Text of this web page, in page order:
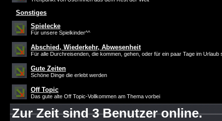
Sonstiges
Spielecke
Für unsere Spielkinder^^
Abschied, Wiederkehr, Abwesenheit
Für alle Durchreisenden, die kommen, gehen, oder für ein paar Tage im Urlaub
Gute Zeiten
Schöne Dinge die erlebt werden
Off Topic
Das gute alte Off Topic-Vollkommen am Thema vorbei
Zur Zeit sind 3 Benutzer online.